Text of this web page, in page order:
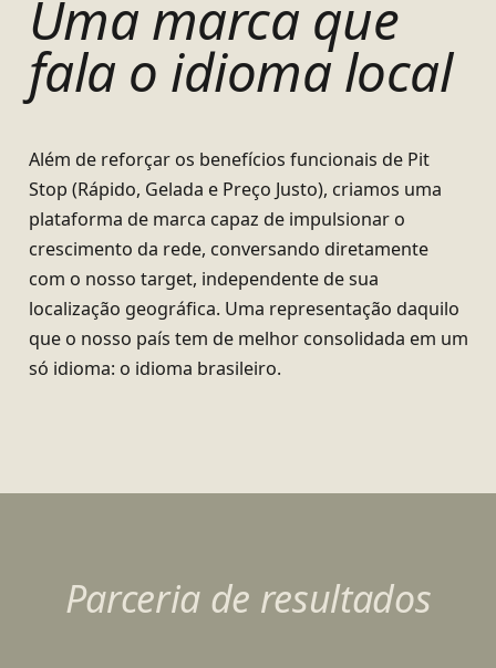
Uma marca que
fala o idioma local
Além de reforçar os benefícios funcionais de Pit
Stop (Rápido, Gelada e Preço Justo), criamos uma
plataforma de marca capaz de impulsionar o
crescimento da rede, conversando diretamente
com o nosso target, independente de sua
localização geográfica. Uma representação daquilo
que o nosso país tem de melhor consolidada em um
só idioma: o idioma brasileiro.
Parceria de resultados